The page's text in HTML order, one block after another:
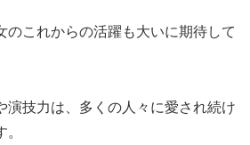
のこれからの活躍も大いに期待して
演技力は、多くの人々に愛され続け